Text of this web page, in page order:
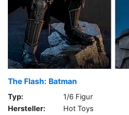
The Flash: Batman
Typ:
1/6 Figur
Hersteller:
Hot Toys